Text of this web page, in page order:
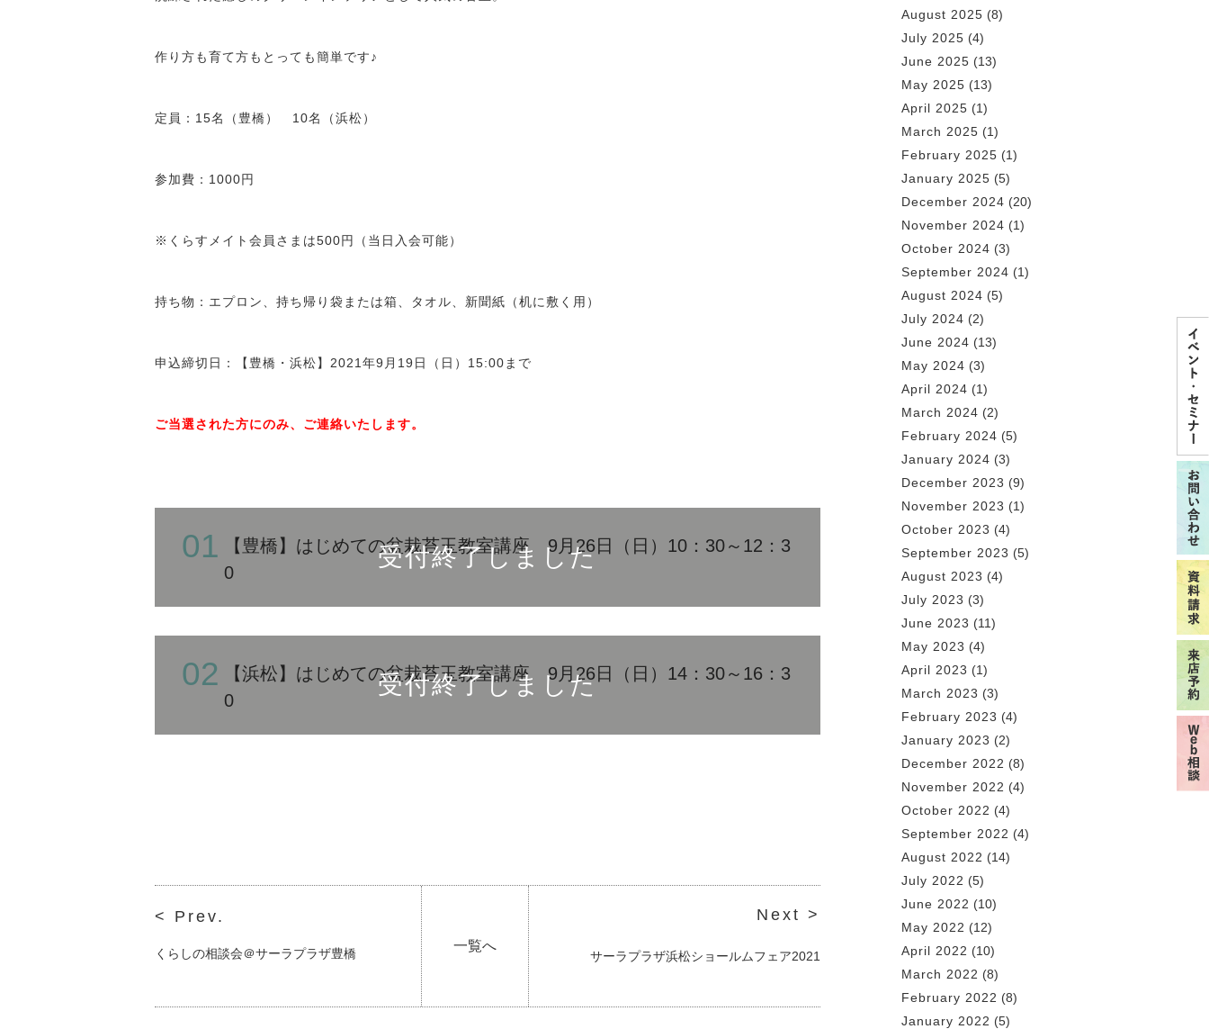
作り方も育て方もとっても簡単です♪
定員：15名（豊橋） 10名（浜松）
参加費：1000円
※くらすメイト会員さまは500円（当日入会可能）
持ち物：エプロン、持ち帰り袋または箱、タオル、新聞紙（机に敷く用）
申込締切日：【豊橋・浜松】2021年9月19日（日）15:00まで
ご当選された方にのみ、ご連絡いたします。
01
【豊橋】はじめての盆栽苔玉教室講座 9月26日（日）10：30～12：3
0
受付終了しました
02
【浜松】はじめての盆栽苔玉教室講座 9月26日（日）14：30～16：3
0
受付終了しました
< Prev.
くらしの相談会＠サーラプラザ豊橋 一覧へ
Next >
サーラプラザ浜松ショールムフェア2021
August 2025 (8)
July 2025 (4)
June 2025 (13)
May 2025 (13)
April 2025 (1)
March 2025 (1)
February 2025 (1)
January 2025 (5)
December 2024 (20)
November 2024 (1)
October 2024 (3)
September 2024 (1)
August 2024 (5)
July 2024 (2)
June 2024 (13)
May 2024 (3)
April 2024 (1)
March 2024 (2)
February 2024 (5)
January 2024 (3)
December 2023 (9)
November 2023 (1)
October 2023 (4)
September 2023 (5)
August 2023 (4)
July 2023 (3)
June 2023 (11)
May 2023 (4)
April 2023 (1)
March 2023 (3)
February 2023 (4)
January 2023 (2)
December 2022 (8)
November 2022 (4)
October 2022 (4)
September 2022 (4)
August 2022 (14)
July 2022 (5)
June 2022 (10)
May 2022 (12)
April 2022 (10)
March 2022 (8)
February 2022 (8)
January 2022 (5)